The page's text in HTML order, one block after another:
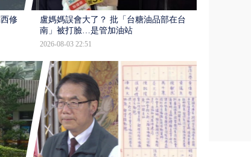
修
盧媽媽誤會大了？ 批「台糖油品部在台
南」被打臉…是管加油站
2026-08-03 22:51